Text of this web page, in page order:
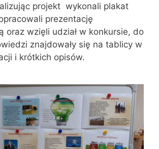
projekt wykonali plakat
prezentację
oraz wzięli udział w konkursie, do
znajdowały się na tablicy w
i krótkich opisów.